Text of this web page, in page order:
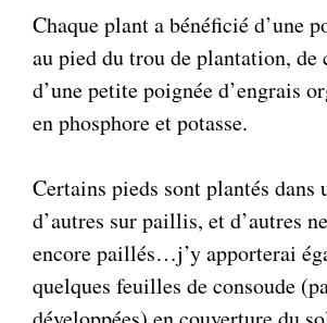
Chaque plant a bénéficié d’une
au pied du trou de plantation, de
d’une petite poignée d’engrais
en phosphore et potasse.
Certains pieds sont plantés dans
d’autres sur paillis, et d’autres
encore paillés…j’y apporterai
quelques feuilles de consoude